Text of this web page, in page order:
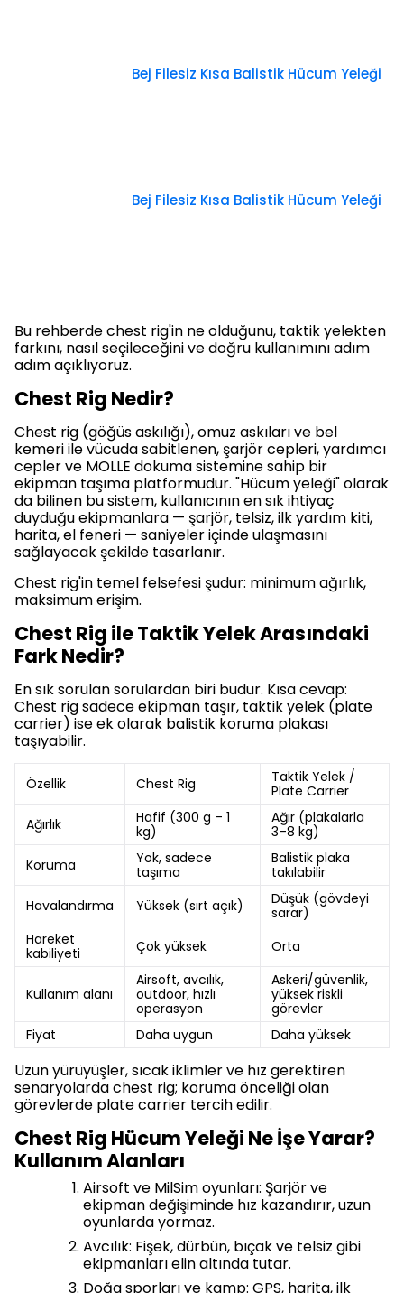
Bej Filesiz Kısa Balistik Hücum Yeleği
Bej Filesiz Kısa Balistik Hücum Yeleği
Bu rehberde chest rig'in ne olduğunu, taktik yelekten
farkını, nasıl seçileceğini ve doğru kullanımını adım
adım açıklıyoruz.
Chest Rig Nedir?
Chest rig (göğüs askılığı), omuz askıları ve bel
kemeri ile vücuda sabitlenen, şarjör cepleri, yardımcı
cepler ve MOLLE dokuma sistemine sahip bir
ekipman taşıma platformudur. "Hücum yeleği" olarak
da bilinen bu sistem, kullanıcının en sık ihtiyaç
duyduğu ekipmanlara — şarjör, telsiz, ilk yardım kiti,
harita, el feneri — saniyeler içinde ulaşmasını
sağlayacak şekilde tasarlanır.
Chest rig'in temel felsefesi şudur: minimum ağırlık,
maksimum erişim.
Chest Rig ile Taktik Yelek Arasındaki
Fark Nedir?
En sık sorulan sorulardan biri budur. Kısa cevap:
Chest rig sadece ekipman taşır, taktik yelek (plate
carrier) ise ek olarak balistik koruma plakası
taşıyabilir.
Özellik Chest Rig
Taktik Yelek /
Plate Carrier
Ağırlık
Hafif (300 g – 1
kg)
Ağır (plakalarla
3–8 kg)
Koruma
Yok, sadece
taşıma
Balistik plaka
takılabilir
Havalandırma
Yüksek (sırt açık)
Düşük (gövdeyi
sarar)
Hareket
kabiliyeti
Çok yüksek Orta
Kullanım alanı
Airsoft, avcılık,
outdoor, hızlı
operasyon
Askeri/güvenlik,
yüksek riskli
görevler
Fiyat
Daha uygun Daha yüksek
Uzun yürüyüşler, sıcak iklimler ve hız gerektiren
senaryolarda chest rig; koruma önceliği olan
görevlerde plate carrier tercih edilir.
Chest Rig Hücum Yeleği Ne İşe Yarar?
Kullanım Alanları
Airsoft ve MilSim oyunları: Şarjör ve
ekipman değişiminde hız kazandırır, uzun
oyunlarda yormaz.
Avcılık: Fişek, dürbün, bıçak ve telsiz gibi
ekipmanları elin altında tutar.
Doğa sporları ve kamp: GPS, harita, ilk